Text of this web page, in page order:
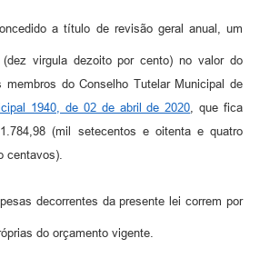
a título de revisão geral anual, um
virgula dezoito por cento) no valor do
membros do Conselho Tutelar Municipal de
1940, de 02 de abril de 2020, que fica
(mil setecentos e oitenta e quatro
centavos).
decorrentes da presente lei correm por
do orçamento vigente.